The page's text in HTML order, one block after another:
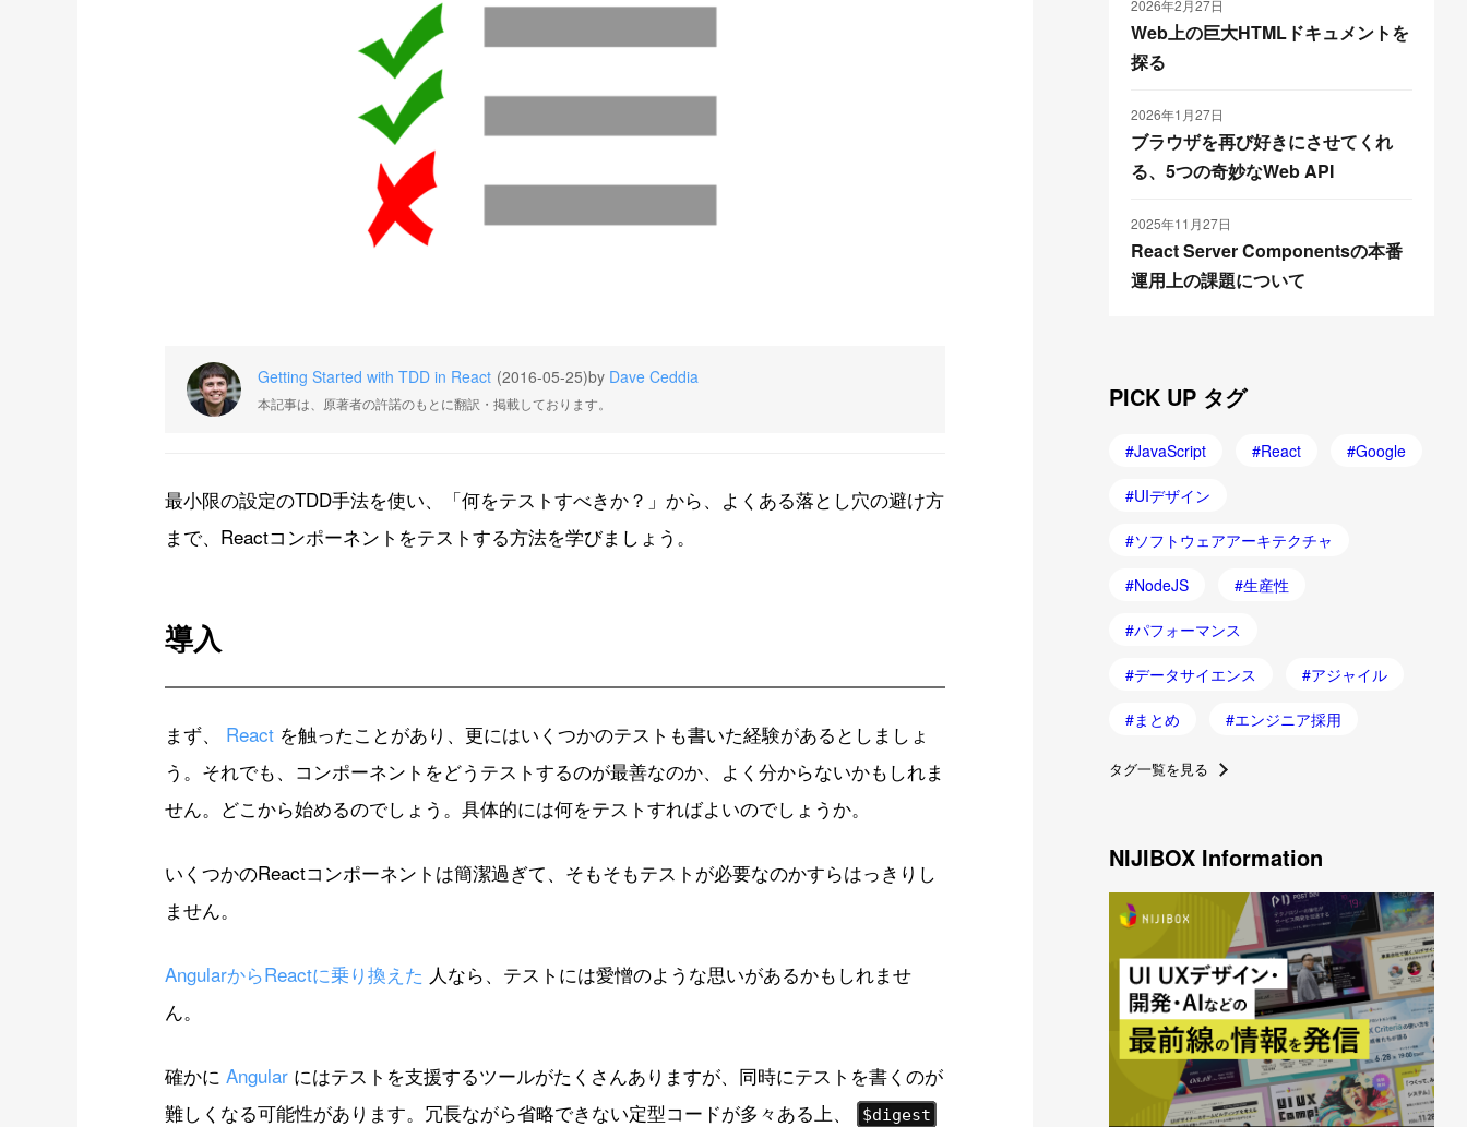
Getting Started with TDD in React (2016-05-25)by Dave Ceddia
本記事は、原著者の許諾のもとに翻訳・掲載しております。
最小限の設定のTDD手法を使い、「何をテストすべきか？」から、よくある落とし穴の避け方
まで、Reactコンポーネントをテストする方法を学びましょう。
導入
まず、 React を触ったことがあり、更にはいくつかのテストも書いた経験があるとしましょ
う。それでも、コンポーネントをどうテストするのが最善なのか、よく分からないかもしれま
せん。どこから始めるのでしょう。具体的には何をテストすればよいのでしょうか。
いくつかのReactコンポーネントは簡潔過ぎて、そもそもテストが必要なのかすらはっきりし
ません。
AngularからReactに乗り換えた 人なら、テストには愛憎のような思いがあるかもしれませ
ん。
確かにAngular にはテストを支援するツールがたくさんありますが、同時にテストを書くのが
難しくなる可能性があります。冗長ながら省略できない定型コードが多々ある上、 $digest
2026年2月27日
Web上の巨大HTMLドキュメントを
探る
2026年1月27日
ブラウザを再び好きにさせてくれ
る、5つの奇妙なWeb API
2025年11月27日
React Server Componentsの本番
運用上の課題について
PICK UP タグ
JavaScript React Google
UIデザイン
ソフトウェアアーキテクチャ
NodeJS 生産性
パフォーマンス
データサイエンス アジャイル
まとめ エンジニア採用
タグ一覧を見る
NIJIBOX Information